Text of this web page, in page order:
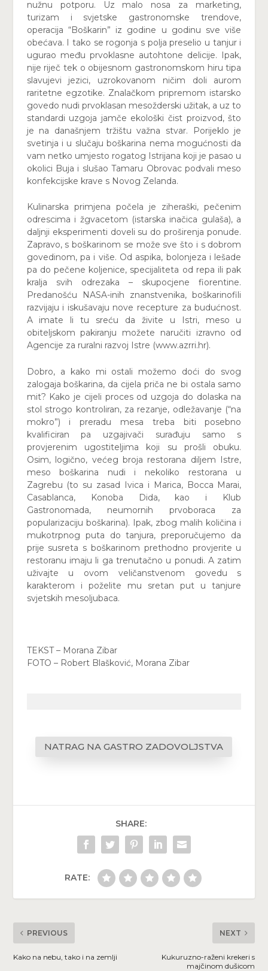
nužnu potporu. Uz malo nosa za marketing,
turizam i svjetske gastronomske trendove,
operacija “Boškarin” iz godine u godinu sve više
obećava. I tako se rogonja s polja preselio u tanjur i
ugurao među prvoklasne autohtone delicije. Ipak,
nije riječ tek o obijesnom gastronomskom hiru tipa
slavujevi jezici, uzrokovanom ničim doli aurom
raritetne egzotike. Znalačkom pripremom istarsko
govedo nudi prvoklasan mesožderski užitak, a uz to
standardi uzgoja jamče ekološki čist proizvod, što
je na današnjem tržištu važna stvar. Porijeklo je
svetinja i u slučaju boškarina nema mogućnosti da
vam netko umjesto rogatog Istrijana koji je pasao u
okolici Buja i slušao Tamaru Obrovac podvali meso
konfekcijske krave s Novog Zelanda.
Kulinarska primjena počela je ziheraški, pečenim
odrescima i žgvacetom (istarska inačica gulaša), a
daljnji eksperimenti doveli su do proširenja ponude.
Zapravo, s boškarinom se može sve što i s dobrom
govedinom, pa i više. Od aspika, bolonjeza i lešade
pa do pečene koljenice, specijaliteta od repa ili pak
kralja svih odrezaka – skupocjene fiorentine.
Predanošću NASA-inih znanstvenika, boškarinofili
razvijaju i iskušavaju nove recepture za budućnost.
A imate li tu sreću da živite u Istri, meso u
obiteljskom pakiranju možete naručiti izravno od
Agencije za ruralni razvoj Istre (www.azrri.hr).
Dobro, a kako mi ostali možemo doći do svog
zalogaja boškarina, da cijela priča ne bi ostala samo
mit? Kako je cijeli proces od uzgoja do dolaska na
stol strogo kontroliran, za rezanje, odležavanje (“na
mokro”) i preradu mesa treba biti posebno
kvalificiran pa uzgajivači surađuju samo s
provjerenim ugostiteljima koji su prošli obuku.
Osim, logično, većeg broja restorana diljem Istre,
meso boškarina nudi i nekoliko restorana u
Zagrebu (to su zasad Ivica i Marica, Bocca Marai,
Casablanca, Konoba Dida, kao i Klub
Gastronomada, neumornih prvoboraca za
popularizaciju boškarina). Ipak, zbog malih količina i
mukotrpnog puta do tanjura, preporučujemo da
prije susreta s boškarinom prethodno provjerite u
restoranu imaju li ga trenutačno u ponudi. A zatim
uživajte u ovom veličanstvenom govedu s
karakterom i poželite mu sretan put u tanjure
svjetskih mesoljubaca.
TEKST – Morana Zibar
FOTO – Robert Blašković, Morana Zibar
NATRAG NA GASTRO ZADOVOLJSTVA
SHARE:
RATE:
PREVIOUS
Kako na nebu, tako i na zemlji
NEXT
Kukuruzno-raženi krekeri s
majčinom dušicom